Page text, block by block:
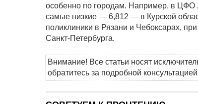
особенно по городам. Например, в ЦФО
самые низкие — 6,812 — в Курской
поликлиники в Рязани и Чебоксарах,
Санкт-Петербурга.
Внимание! Все статьи носят
обратитесь за подробной